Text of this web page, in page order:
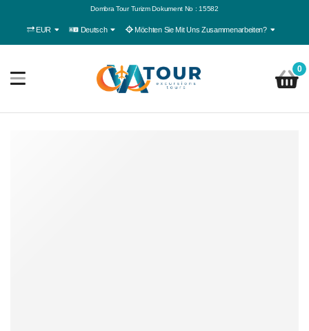
Dombra Tour Turizm Dokument No : 15582
EUR Deutsch Möchten Sie Mit Uns Zusammenarbeiten?
0